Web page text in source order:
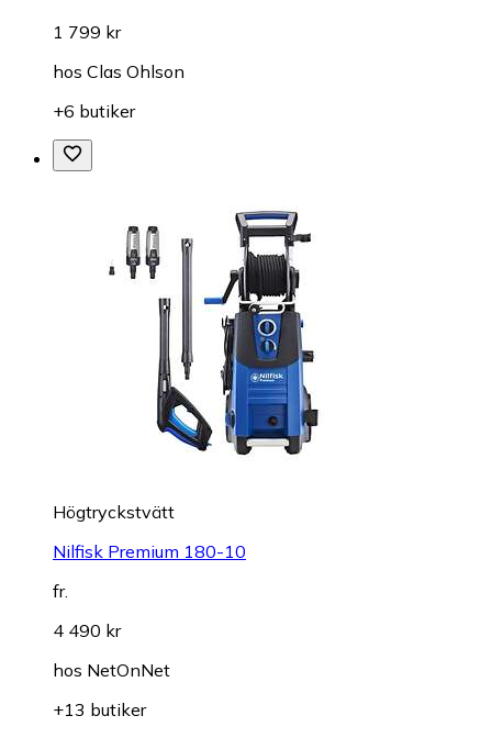
1 799 kr
hos Clas Ohlson
+6 butiker
Högtryckstvätt
Nilfisk Premium 180-10
fr.
4 490 kr
hos NetOnNet
+13 butiker